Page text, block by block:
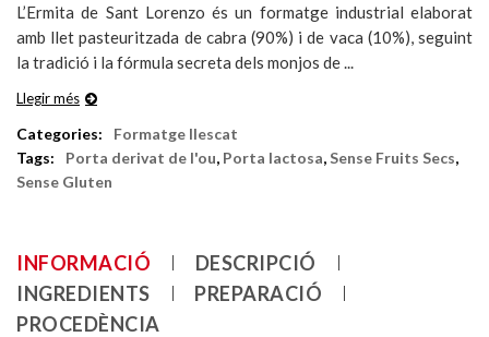
L’Ermita de Sant Lorenzo és un formatge industrial elaborat
amb llet pasteuritzada de cabra (90%) i de vaca (10%), seguint
la tradició i la fórmula secreta dels monjos de ...
Llegir més
Categories:
Formatge llescat
Tags:
Porta derivat de l'ou, Porta lactosa,Sense Fruits Secs,
Sense Gluten
INFORMACIÓ
DESCRIPCIÓ
INGREDIENTS
PREPARACIÓ
PROCEDÈNCIA